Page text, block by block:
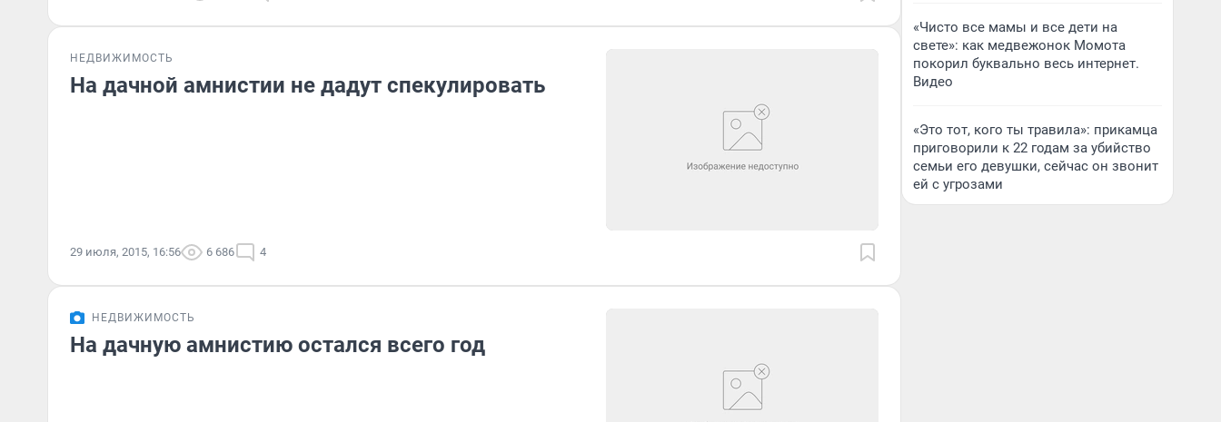
НЕДВИЖИМОСТЬ
На дачной амнистии не дадут спекулировать
29 июля, 2015, 16:56 6 686 4
НЕДВИЖИМОСТЬ
На дачную амнистию остался всего год
«Чисто все мамы и все дети на
свете»: как медвежонок Момота
покорил буквально весь интернет.
Видео
«Это тот, кого ты травила»: прикамца
приговорили к 22 годам за убийство
семьи его девушки, сейчас он звонит
ей с угрозами